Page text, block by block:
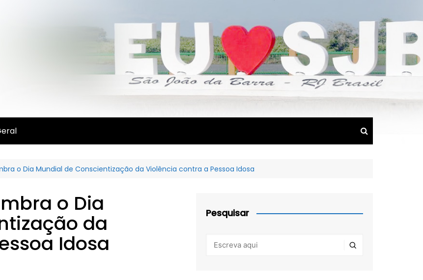
o Dia Mundial de Conscientização da Violência contra a Pessoa Idosa
o Dia
da
Idosa
Pesquisar